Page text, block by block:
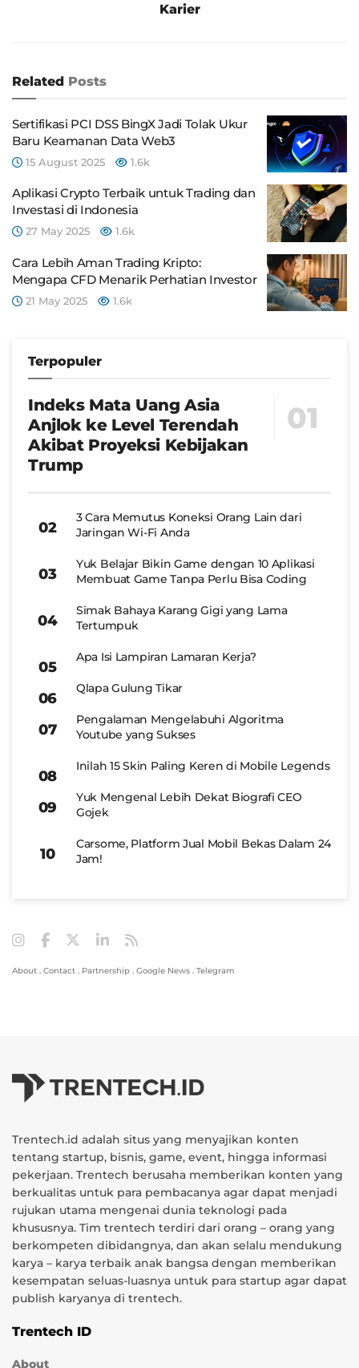
Karier
Related Posts
Sertifikasi PCI DSS BingX Jadi Tolak Ukur
Baru Keamanan Data Web3
15 August 2025 1.6k
Aplikasi Crypto Terbaik untuk Trading dan
Investasi di Indonesia
27 May 2025 1.6k
Cara Lebih Aman Trading Kripto:
Mengapa CFD Menarik Perhatian Investor
21 May 2025 1.6k
Terpopuler
Indeks Mata Uang Asia
Anjlok ke Level Terendah
Akibat Proyeksi Kebijakan
Trump
3 Cara Memutus Koneksi Orang Lain dari
Jaringan Wi-Fi Anda
Yuk Belajar Bikin Game dengan 10 Aplikasi
Membuat Game Tanpa Perlu Bisa Coding
Simak Bahaya Karang Gigi yang Lama
Tertumpuk
Apa Isi Lampiran Lamaran Kerja?
Qlapa Gulung Tikar
Pengalaman Mengelabuhi Algoritma
Youtube yang Sukses
Inilah 15 Skin Paling Keren di Mobile Legends
Yuk Mengenal Lebih Dekat Biografi CEO
Gojek
Carsome, Platform Jual Mobil Bekas Dalam 24
Jam!
About . Contact . Partnership . Google News . Telegram
Trentech.id adalah situs yang menyajikan konten
tentang startup, bisnis, game, event, hingga informasi
pekerjaan. Trentech berusaha memberikan konten yang
berkualitas untuk para pembacanya agar dapat menjadi
rujukan utama mengenai dunia teknologi pada
khususnya. Tim trentech terdiri dari orang – orang yang
berkompeten dibidangnya, dan akan selalu mendukung
karya – karya terbaik anak bangsa dengan memberikan
kesempatan seluas-luasnya untuk para startup agar dapat
publish karyanya di trentech.
Trentech ID
About